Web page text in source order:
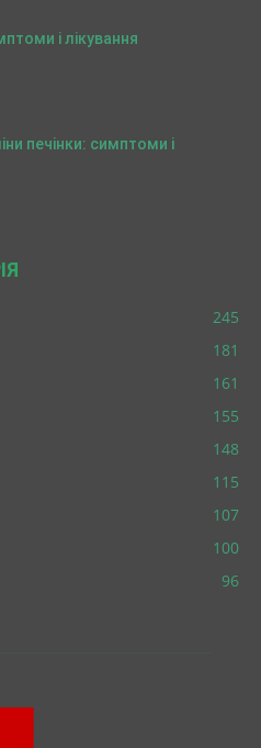
і лікування
печінки: симптоми і
245
181
161
155
148
115
107
100
96